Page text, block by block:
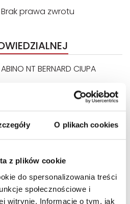
O plikach cookies
z plików cookie
do spersonalizowania treści
społecznościowe i
witrynie. Informacje o tym, jak
Brak prawa zwrotu
ABINO NT BERNARD CIUPA
Rzgów
abino@abino.com.pl